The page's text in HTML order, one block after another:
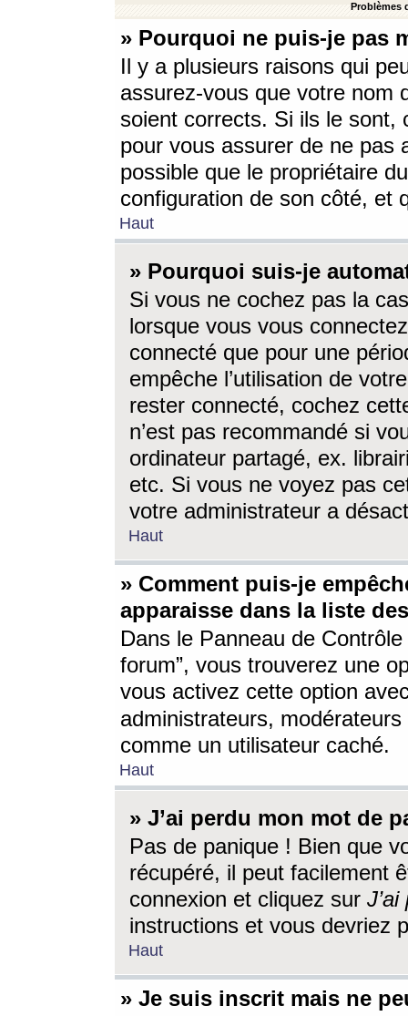
Problèmes
» Pourquoi ne puis-je pas
Il y a plusieurs raisons qui
assurez-vous que votre nom
soient corrects. Si ils le sont,
pour vous assurer de ne pas
possible que le propriétaire
configuration de son côté, et
Haut
» Pourquoi suis-je
Si vous ne cochez pas la
lorsque vous vous
connecté que pour une
empêche l’utilisation de
rester connecté, cochez
n’est pas recommandé si
ordinateur partagé, ex.
etc. Si vous ne voyez pas
votre administrateur a
Haut
» Comment puis-je
apparaisse dans la liste
Dans le Panneau de
forum”, vous trouverez une
vous activez cette option
administrateurs,
comme un utilisateur caché.
Haut
» J’ai perdu mon mot de
Pas de panique ! Bien que
récupéré, il peut facilement
connexion et cliquez sur
instructions et vous devriez
Haut
» Je suis inscrit mais ne